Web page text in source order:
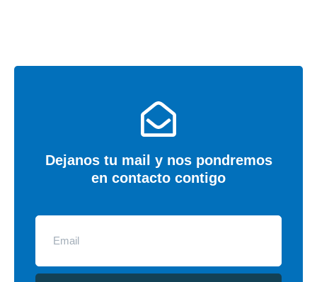
Dejanos tu mail y nos pondremos
en contacto contigo